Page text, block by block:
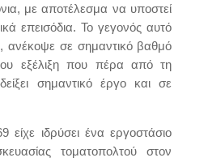
με αποτέλεσμα να υποστεί
επεισόδια. Το γεγονός αυτό
ανέκοψε σε σημαντικό βαθμό
εξέλιξη που πέρα από τη
σημαντικό έργο και σε
είχε ιδρύσει ένα εργοστάσιο
τοματοπολτού στον